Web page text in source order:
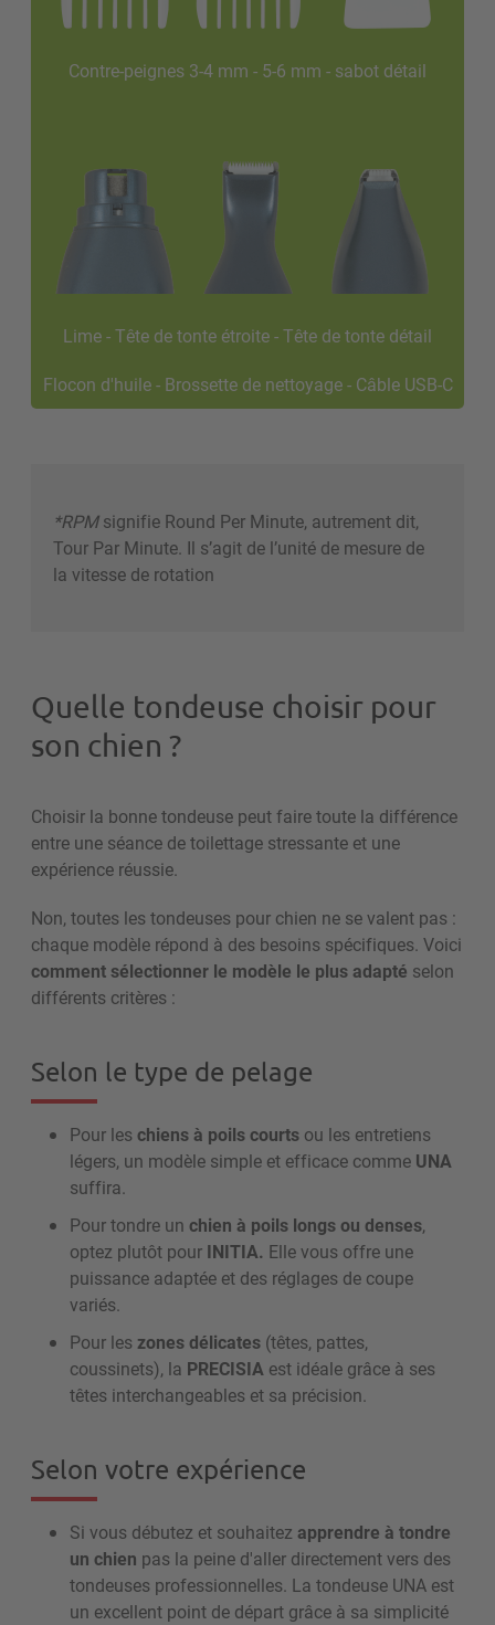
Contre-peignes 3-4 mm - 5-6 mm - sabot détail
Lime - Tête de tonte étroite - Tête de tonte détail
Flocon d'huile - Brossette de nettoyage - Câble USB-C
*RPMsignifie Round Per Minute, autrement dit,
Tour Par Minute. Il s’agit de l’unité de mesure de
la vitesse de rotation
Quelle tondeuse choisir pour
son chien ?
Choisir la bonne tondeuse peut faire toute la différence
entre une séance de toilettage stressante et une
expérience réussie.
Non, toutes les tondeuses pour chien ne se valent pas :
chaque modèle répond à des besoins spécifiques. Voici
comment sélectionner le modèle le plus adapté selon
différents critères :
Selon le type de pelage
Pour leschiens à poils courts ou les entretiens
légers, un modèle simple et efficace comme UNA
suffira.
Pour tondre un chien à poils longs ou denses,
optez plutôt pour INITIA. Elle vous offre une
puissance adaptée et des réglages de coupe
variés.
Pour leszones délicates (têtes, pattes,
coussinets), la PRECISIA est idéale grâce à ses
têtes interchangeables et sa précision.
Selon votre expérience
Si vous débutez et souhaitez apprendre à tondre
un chien pas la peine d'aller directement vers des
tondeuses professionnelles. La tondeuse UNA est
un excellent point de départ grâce à sa simplicité